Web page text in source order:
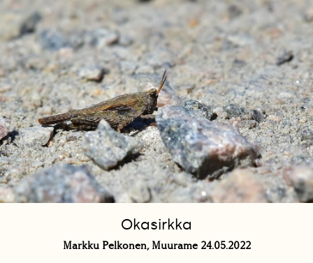
Okasirkka
Markku Pelkonen, Muurame 24.05.2022